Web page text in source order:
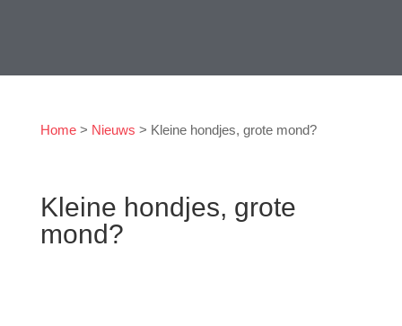
Home> Nieuws > Kleine hondjes, grote mond?
Kleine hondjes, grote
mond?